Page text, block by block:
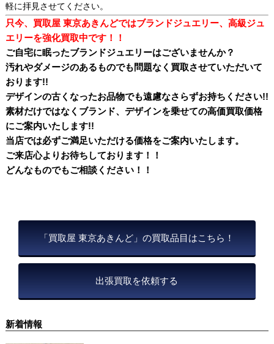
軽に拝見させてください。
只今、買取屋 東京あきんどではブランドジュエリー、高級ジュ
エリーを強化買取中です！！
ご自宅に眠ったブランドジュエリーはございませんか？
汚れやダメージのあるものでも問題なく買取させていただいて
おります!!
デザインの古くなったお品物でも遠慮なさらずお持ちください!!
素材だけではなくブランド、デザインを乗せての高価買取価格
にご案内いたします!!
当店では必ずご満足いただける価格をご案内いたします。
ご来店心よりお待ちしております！！
どんなものでもご相談ください！！
「買取屋 東京あきんど」の買取品目はこちら！
出張買取を依頼する
新着情報